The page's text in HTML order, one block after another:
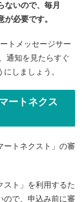
ないので、毎月
必要です。
トメッセージサー
通知を見たらすぐ
しましょう。
ートネクス
ートネクスト」の審
スト」を利用するた
ので、申込み前に審